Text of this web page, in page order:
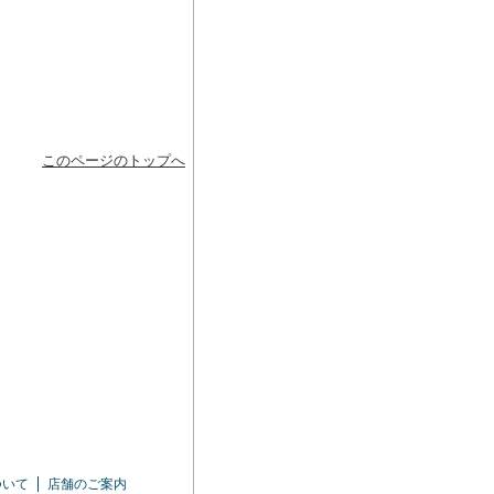
このページのトップへ
て 店舗のご案内